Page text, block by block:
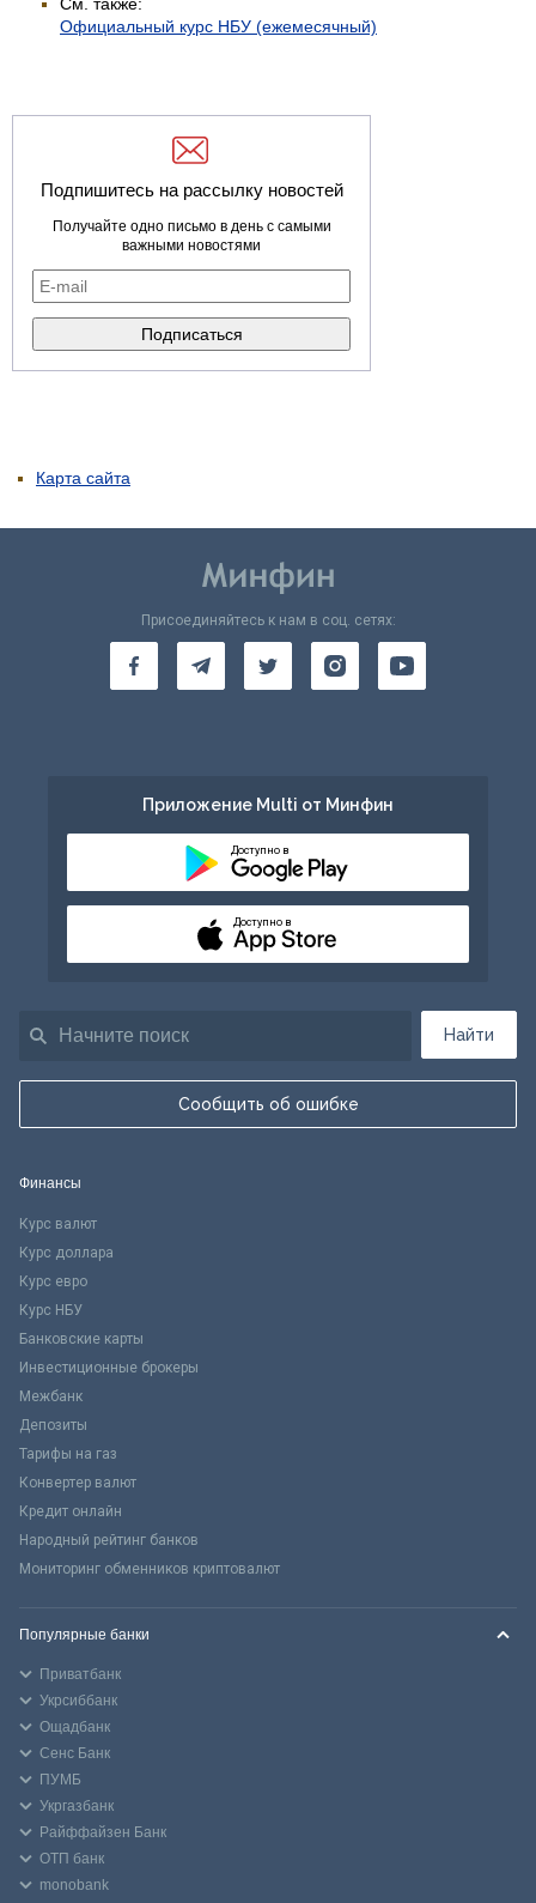
Официальный курс НБУ (ежемесячный)
Подпишитесь на рассылку новостей
Получайте одно письмо в день с самыми
важными новостями
Карта сайта
Найти
Сообщить об ошибке
Присоединяйтесь к нам в соц. сетях:
Приложение Multi от Минфин
Доступно в
Доступно в
Финансы
Курс валют
Курс доллара
Курс евро
Курс НБУ
Банковские карты
Инвестиционные брокеры
Межбанк
Депозиты
Тарифы на газ
Конвертер валют
Кредит онлайн
Народный рейтинг банков
Мониторинг обменников криптовалют
Популярные банки
Приватбанк
Укрсиббанк
Ощадбанк
Сенс Банк
ПУМБ
Укргазбанк
Райффайзен Банк
ОТП банк
monobank